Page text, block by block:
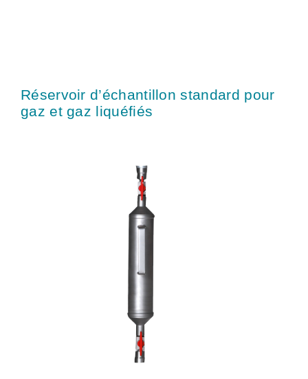
Réservoir d’échantillon standard pour
gaz et gaz liquéfiés